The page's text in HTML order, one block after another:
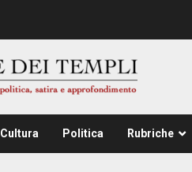
Cultura Politica Rubriche